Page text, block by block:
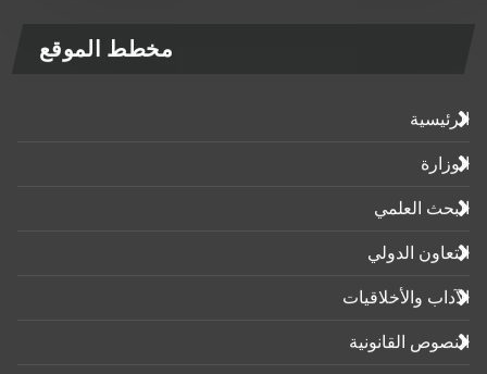
مخطط الموقع
الرئيسية
الوزارة
البحث العلمي
التعاون الدولي
الآداب واﻷخلاقيات
النصوص القانونية